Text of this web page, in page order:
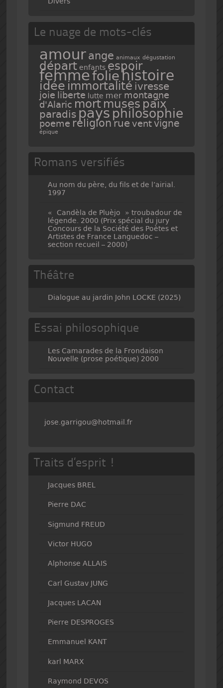
Le nuage de mots-clés
amour ange animaux dégustation
départ enfants espoir
femmefoliehistoire
idée immortalité ivresse
joie liberte lutte mer montagne
d'Alaric mort muses paix
paradis pays philosophie
poeme religion rue vent vigne
épique
Romans versifiés
Au nom du père, du fils et de l’airial.
1997
« Candèla de Pluèjo » troubadour de
légende. 2000 (Prix spécial du jury
Concours de la Société des Poètes et
Artistes de France Languedoc –
section recueil – 2000)
Théâtre
Dialogue au jardin John LOCKE (2025)
Essai philosophique
Les Camarades de la Frondaison
Nouvelle (prose poétique) 2000
Contact
jose.garrigou@hotmail.fr
Traits d’esprit !
Jacques BREL
Pierre DAC
Sigmund FREUD
Victor HUGO
Alphonse ALLAIS
Carl Gustav JUNG
Jacques LACAN
Pierre DESPROGES
Emmanuel KANT
karl MARX
Raymond DEVOS